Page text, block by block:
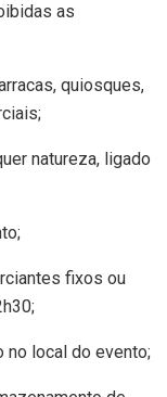
as
quiosques,
natureza, ligado
fixos ou
no local do evento;